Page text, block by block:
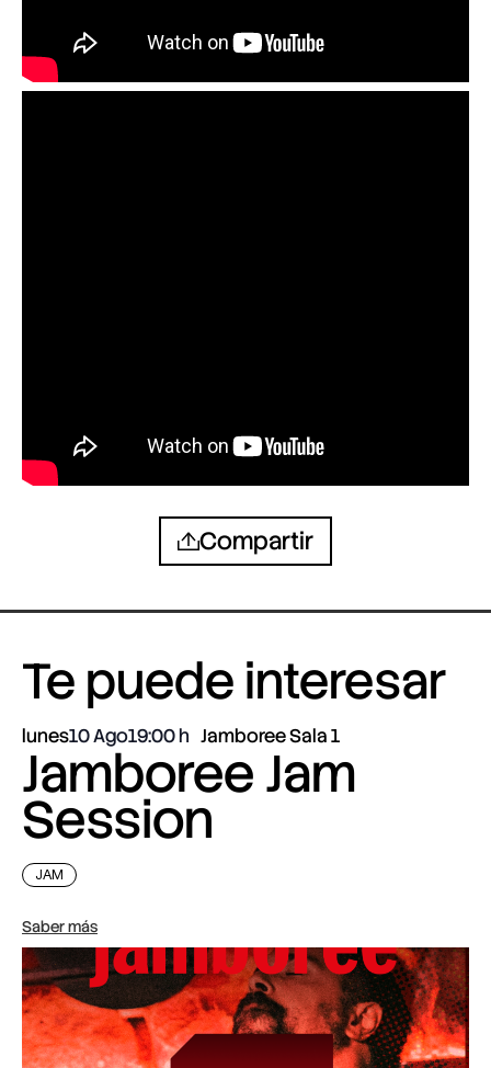
Compartir
Te puede interesar
lunes10 Ago19:00 Jamboree Sala 1
Jamboree Jam
Session
JAM
Saber más